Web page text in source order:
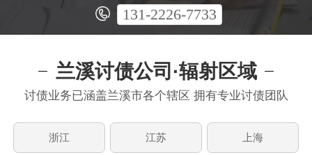
131-2226-7733
兰溪讨债公司·辐射区域
讨债业务已涵盖兰溪市各个辖区 拥有专业讨债团队
浙江 江苏 上海